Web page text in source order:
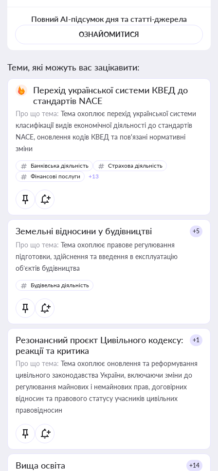
Повний AI-підсумок дня та статті-джерела
ОЗНАЙОМИТИСЯ
Теми, які можуть вас зацікавити:
Перехід української системи КВЕД до
стандартів NACE
Про що тема: Тема охоплює перехід української системи
класифікації видів економічної діяльності до стандартів
NACE, оновлення кодів КВЕД та пов'язані нормативні
зміни
Банківська діяльність
Страхова діяльність
Фінансові послуги
+13
Земельні відносини у будівництві +5
Про що тема: Тема охоплює правове регулювання
підготовки, здійснення та введення в експлуатацію
об’єктів будівництва
Будівельна діяльність
Резонансний проєкт Цивільного кодексу:
реакції та критика
+1
Про що тема: Тема охоплює оновлення та реформування
цивільного законодавства України, включаючи зміни до
регулювання майнових і немайнових прав, договірних
відносин та правового статусу учасників цивільних
правовідносин
Вища освіта +14